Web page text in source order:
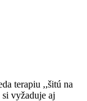
terapiu ,,šitú na
vyžaduje aj